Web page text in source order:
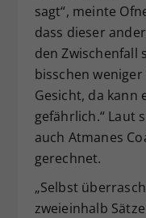
sagt“, meinte
dass dieser
den Zwischenfall
bisschen
Gesicht, da kann
gefährlich.“ Laut
auch Atmanes
gerechnet.
„Selbst
zweieinhalb